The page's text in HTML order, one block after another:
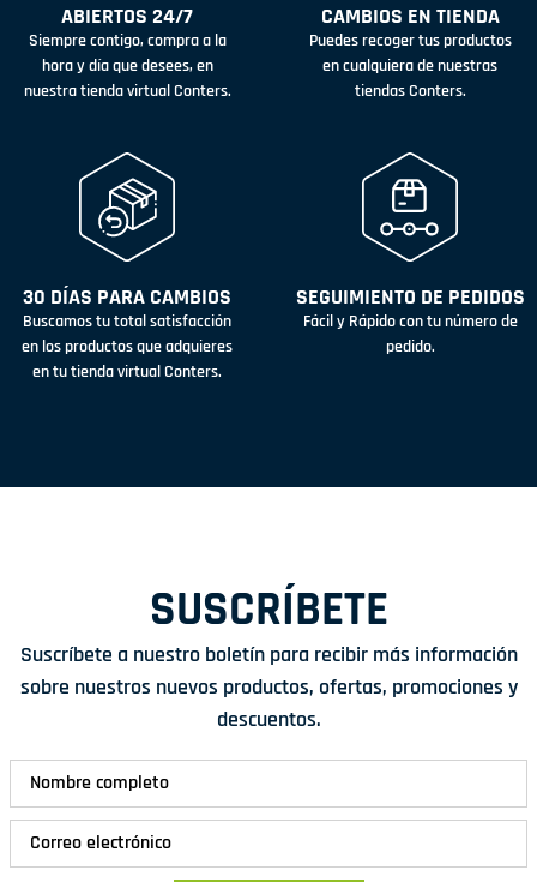
ABIERTOS 24/7
Siempre contigo, compra a la
hora y día que desees, en
nuestra tienda virtual Conters.
CAMBIOS EN TIENDA
Puedes recoger tus productos
en cualquiera de nuestras
tiendas Conters.
30 DÍAS PARA CAMBIOS
Buscamos tu total satisfacción
en los productos que adquieres
en tu tienda virtual Conters.
SEGUIMIENTO DE PEDIDOS
Fácil y Rápido con tu número de
pedido.
SUSCRÍBETE
Suscríbete a nuestro boletín para recibir más información
sobre nuestros nuevos productos, ofertas, promociones y
descuentos.